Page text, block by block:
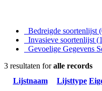
Bedreigde soortenlijst
Invasieve soortenlijst
Gevoelige Gegevens
3 resultaten foralle records
Lijstnaam
Lijsttype